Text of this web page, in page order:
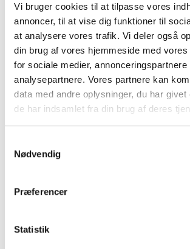
Vi bruger cookies til at tilpasse vores
annoncer, til at vise dig funktioner til
at analysere vores trafik. Vi deler også
din brug af vores hjemmeside med vores
for sociale medier, annonceringspartnere
analysepartnere. Vores partnere kan
data med andre oplysninger, du har givet
de har indsamlet fra din brug af deres
Nødvendig
Præferencer
Statistik
från och med måndag den 5
tillbaka med våra ordinarie
God jul & gott nytt år.
KONTAKTA